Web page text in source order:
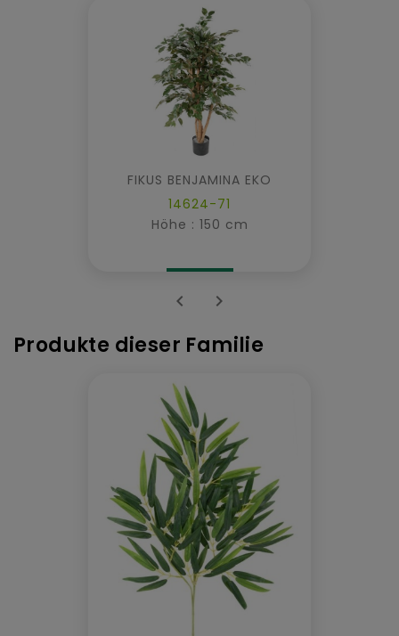
FIKUS BENJAMINA EKO
14624-71
Höhe : 150 cm
 
Produkte dieser Familie